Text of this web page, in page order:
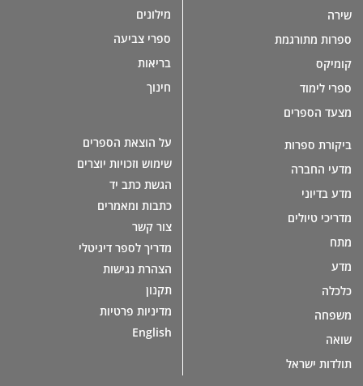
שירה
ספרות מתורגמת
קומיקס
ספרי לימוד
מצעד הספרים
ביקורת ספרות
מדעי החברה
מדע בדיוני
מדריכי טיולים
מתח
מדע
כלכלה
משפחה
שואה
תולדות ישראל
מילונים
ספרי צביעה
בריאות
חינוך
על הוצאת הספרים
שימוש וזכויות יוצרים
הגשת כתב יד
כתבות ומאמרים
צור קשר
מדריך לספר דיגיטלי
הצהרת נגישות
תקנון
מדיניות פרטיות
English